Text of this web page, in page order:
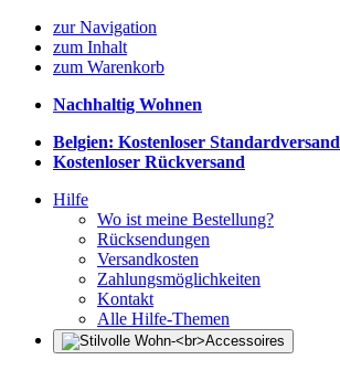
zur Navigation
zum Inhalt
zum Warenkorb
Nachhaltig Wohnen
Belgien: Kostenloser Standardversand
Kostenloser Rückversand
Hilfe
Wo ist meine Bestellung?
Rücksendungen
Versandkosten
Zahlungsmöglichkeiten
Kontakt
Alle Hilfe-Themen